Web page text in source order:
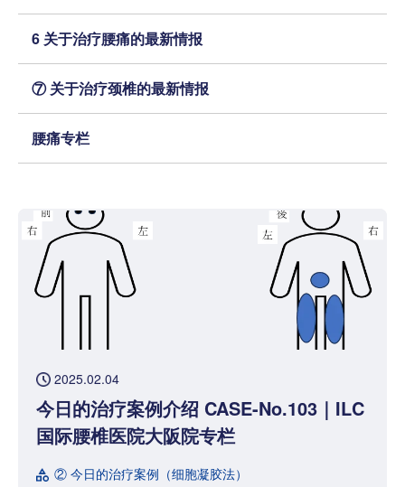
6 关于治疗腰痛的最新情报
⑦ 关于治疗颈椎的最新情报
腰痛专栏
2025.02.04
今日的治疗案例介绍 CASE-No.103｜ILC
国际腰椎医院大阪院专栏
② 今日的治疗案例（细胞凝胶法）